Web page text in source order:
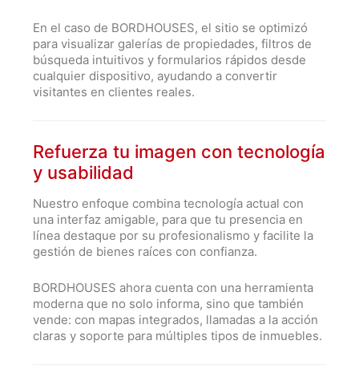
En el caso de BORDHOUSES, el sitio se optimizó
para visualizar galerías de propiedades, filtros de
búsqueda intuitivos y formularios rápidos desde
cualquier dispositivo, ayudando a convertir
visitantes en clientes reales.
Refuerza tu imagen con tecnología
y usabilidad
Nuestro enfoque combina tecnología actual con
una interfaz amigable, para que tu presencia en
línea destaque por su profesionalismo y facilite la
gestión de bienes raíces con confianza.
BORDHOUSES ahora cuenta con una herramienta
moderna que no solo informa, sino que también
vende: con mapas integrados, llamadas a la acción
claras y soporte para múltiples tipos de inmuebles.